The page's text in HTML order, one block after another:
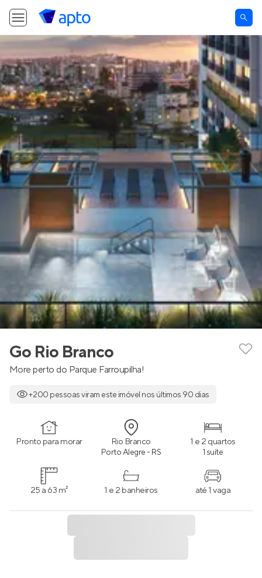
Go Rio Branco
More perto do Parque Farroupilha!
+200 pessoas viram este imóvel nos últimos 90 dias
Pronto para morar Rio Branco
Porto Alegre - RS
1 e 2 quartos
1 suíte
25 a 63 m² 1 e 2 banheiros até 1 vaga